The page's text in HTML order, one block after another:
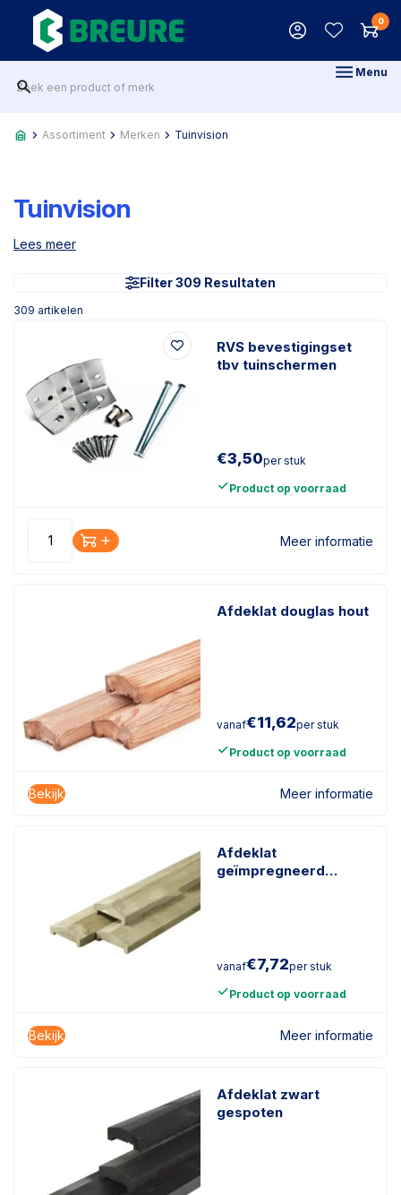
0
Menu
Assortiment Merken Tuinvision
Tuinvision
Lees meer
Filter 309 Resultaten
309 artikelen
RVS bevestigingset
tbv tuinschermen
€3,50per stuk
Product op voorraad
Meer informatie
Afdeklat douglas hout
vanaf€11,62per stuk
Product op voorraad
Bekijk Meer informatie
Afdeklat
geïmpregneerd
vanaf€7,72per stuk
Product op voorraad
Bekijk Meer informatie
Afdeklat zwart
gespoten